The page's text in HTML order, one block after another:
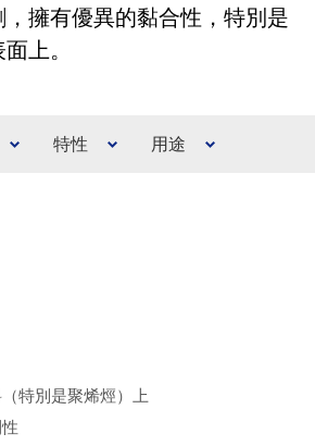
擁有優異的黏合性，特別是
上。
特性 用途
特別是聚烯烴）上